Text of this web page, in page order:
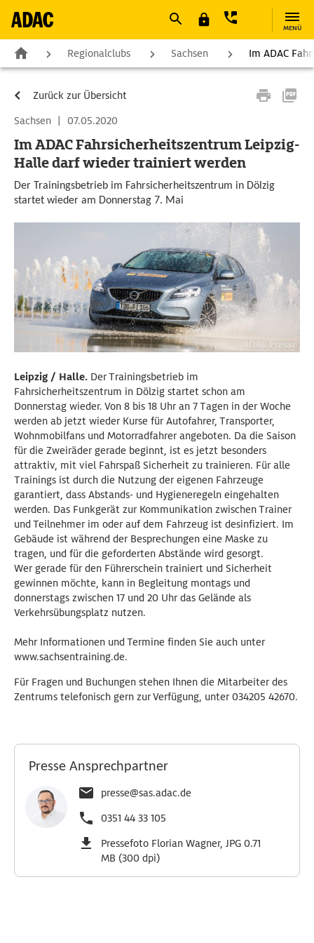
MENÜ
Regionalclubs Sachsen Im ADAC
Zurück zur Übersicht
Sachsen | 07.05.2020
Im ADAC Fahrsicherheitszentrum Leipzig-
Halle darf wieder trainiert werden
Der Trainingsbetrieb im Fahrsicherheitszentrum in Dölzig
startet wieder am Donnerstag 7. Mai
Leipzig / Halle. Der Trainingsbetrieb im
Fahrsicherheitszentrum in Dölzig startet schon am
Donnerstag wieder. Von 8 bis 18 Uhr an 7 Tagen in der Woche
werden ab jetzt wieder Kurse für Autofahrer, Transporter,
Wohnmobilfans und Motorradfahrer angeboten. Da die Saison
für die Zweiräder gerade beginnt, ist es jetzt besonders
attraktiv, mit viel Fahrspaß Sicherheit zu trainieren. Für alle
Trainings ist durch die Nutzung der eigenen Fahrzeuge
garantiert, dass Abstands- und Hygieneregeln eingehalten
werden. Das Funkgerät zur Kommunikation zwischen Trainer
und Teilnehmer im oder auf dem Fahrzeug ist desinfiziert. Im
Gebäude ist während der Besprechungen eine Maske zu
tragen, und für die geforderten Abstände wird gesorgt.
Wer gerade für den Führerschein trainiert und Sicherheit
gewinnen möchte, kann in Begleitung montags und
donnerstags zwischen 17 und 20 Uhr das Gelände als
Verkehrsübungsplatz nutzen.
Mehr Informationen und Termine finden Sie auch unter
www.sachsentraining.de.
Für Fragen und Buchungen stehen Ihnen die Mitarbeiter des
Zentrums telefonisch gern zur Verfügung, unter 034205 42670.
Presse Ansprechpartner
presse@sas.adac.de
0351 44 33 105
Pressefoto Florian Wagner, JPG 0.71
MB (300 dpi)